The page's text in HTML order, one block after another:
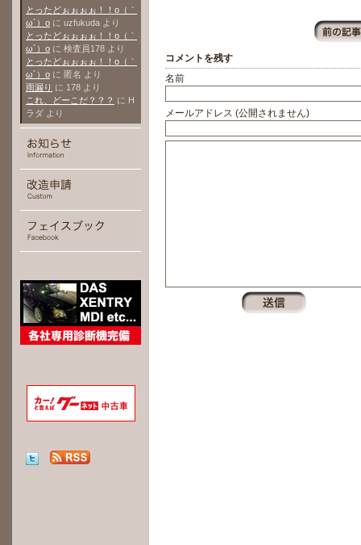
コメントを残す
名前
メールアドレス (公開されません)
とったどぉぉぉぉ！！о（｀
ω´）о に uzfukuda より
とったどぉぉぉぉ！！о（｀
ω´）о に 検査員178 より
とったどぉぉぉぉ！！о（｀
ω´）о に 匿名 より
雨漏り に 178 より
これ、どーこだ？？？ に H
ラダ より